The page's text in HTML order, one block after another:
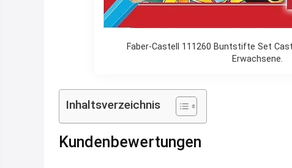
Faber-Castell 111260 Buntstifte Set
Erwachsene.
Inhaltsverzeichnis
Kundenbewertungen